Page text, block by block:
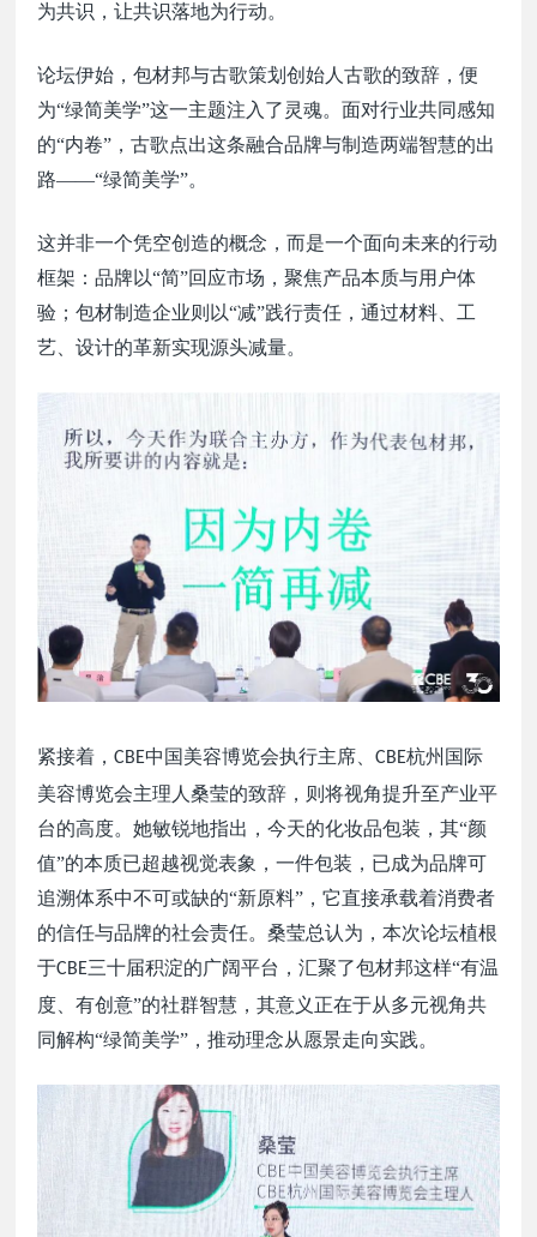
为共识，让共识落地为行动。
论坛伊始，包材邦与古歌策划创始人古歌的致辞，便
为“绿简美学”这一主题注入了灵魂。面对行业共同感知
的“内卷”，古歌点出这条融合品牌与制造两端智慧的出
路——“绿简美学”。
这并非一个凭空创造的概念，而是一个面向未来的行动
框架：品牌以“简”回应市场，聚焦产品本质与用户体
验；包材制造企业则以“减”践行责任，通过材料、工
艺、设计的革新实现源头减量。
紧接着，CBE中国美容博览会执行主席、CBE杭州国际
美容博览会主理人桑莹的致辞，则将视角提升至产业平
台的高度。她敏锐地指出，今天的化妆品包装，其“颜
值”的本质已超越视觉表象，一件包装，已成为品牌可
追溯体系中不可或缺的“新原料”，它直接承载着消费者
的信任与品牌的社会责任。桑莹总认为，本次论坛植根
于CBE三十届积淀的广阔平台，汇聚了包材邦这样“有温
度、有创意”的社群智慧，其意义正在于从多元视角共
同解构“绿简美学”，推动理念从愿景走向实践。